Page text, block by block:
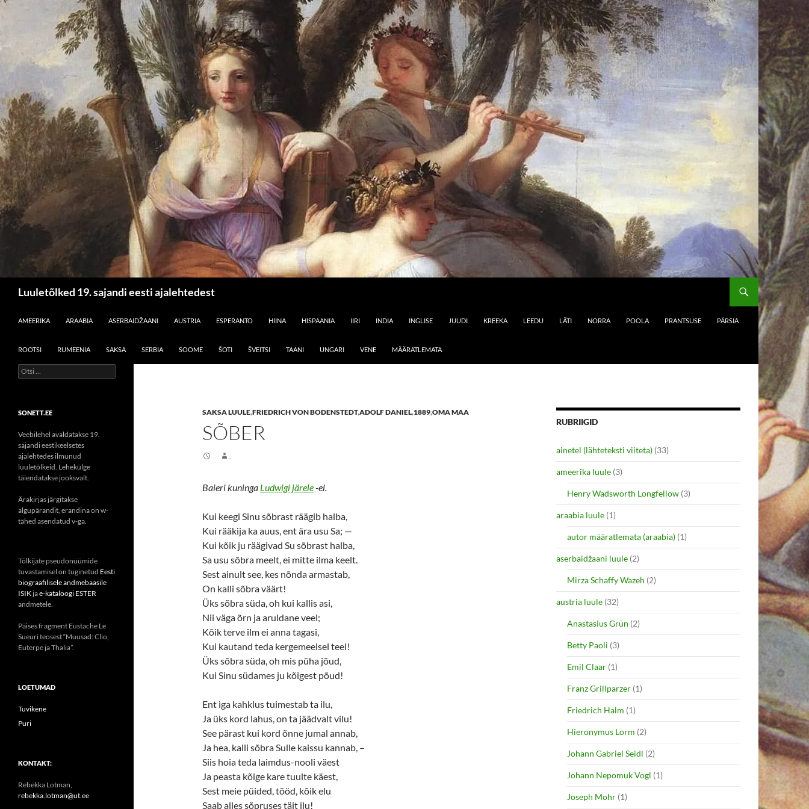
Luuletõlked 19. sajandi eesti ajalehtedest
AMEERIKA
ARAABIA ASERBAIDŽAANI AUSTRIA ESPERANTO HIINA HISPAANIA IIRI INDIA INGLISE JUUDI KREEKA LEEDU LÄTI NORRA POOLA PRANTSUSE PÄRSIA
ROOTSI RUMEENIA SAKSA SERBIA SOOME ŠOTI ŠVEITSI TAANI UNGARI VENE MÄÄRATLEMATA
SAKSA LUULE,FRIEDRICH VON BODENSTEDT,ADOLF DANIEL,1889,OMA MAA
SÕBER
.
Baieri kuninga Ludwigi järele-el.
Kui keegi Sinu sõbrast räägib halba,
Kui rääkija ka auus, ent ära usu Sa; —
Kui kõik ju räägivad Su sõbrast halba,
Sa usu sõbra meelt, ei mitte ilma keelt.
Sest ainult see, kes nõnda armastab,
On kalli sõbra väärt!
Üks sõbra süda, oh kui kallis asi,
Nii väga õrn ja aruldane veel;
Kõik terve ilm ei anna tagasi,
Kui kautand teda kergemeelsel teel!
Üks sõbra süda, oh mis püha jõud,
Kui Sinu südames ju kõigest põud!
Ent iga kahklus tuimestab ta ilu,
Ja üks kord lahus, on ta jäädvalt vilu!
See pärast kui kord õnne jumal annab,
Ja hea, kalli sõbra Sulle kaissu kannab, –
Siis hoia teda laimdus-nooli väest
Ja peasta kõige kare tuulte käest,
Sest meie püided, tööd, kõik elu
Saab alles sõpruses täit ilu!
RUBRIIGID
ainetel (lähteteksti viiteta) (33)
ameerika luule (3)
Henry Wadsworth Longfellow (3)
araabia luule (1)
autor määratlemata (araabia) (1)
aserbaidžaani luule (2)
Mirza Schaffy Wazeh (2)
austria luule (32)
Anastasius Grün (2)
Betty Paoli (3)
Emil Claar (1)
Franz Grillparzer (1)
Friedrich Halm (1)
Hieronymus Lorm (2)
Johann Gabriel Seidl (2)
Johann Nepomuk Vogl (1)
Joseph Mohr (1)
Otsi:
SONETT.EE
Veebilehel avaldatakse 19.
sajandi eestikeelsetes
ajalehtedes ilmunud
luuletõlkeid. Lehekülge
täiendatakse jooksvalt.
Ärakirjas järgitakse
algupärandit, erandina on w-
tähed asendatud v-ga.
Tõlkijate pseudonüümide
tuvastamisel on tuginetud Eesti
biograafilisele andmebaasile
ISIK jae-kataloogi ESTER
andmetele.
Päises fragment Eustache Le
Sueuri teosest “Muusad: Clio,
Euterpe ja Thalia”.
LOETUMAD
Tuvikene
Puri
KONTAKT:
Rebekka Lotman,
rebekka.lotman@ut.ee